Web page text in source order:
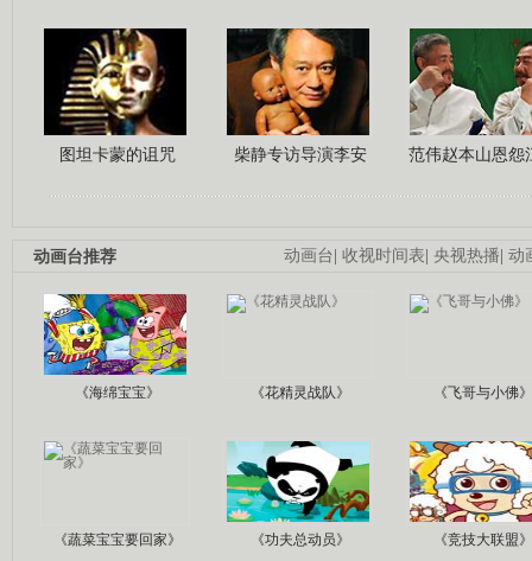
图坦卡蒙的诅咒 柴静专访导演李安 范伟赵本山恩怨
动画台| 收视时间表| 央视热播| 动
动画台推荐
《海绵宝宝》 《花精灵战队》 《飞哥与小佛》
《蔬菜宝宝要回家》 《功夫总动员》 《竞技大联盟》